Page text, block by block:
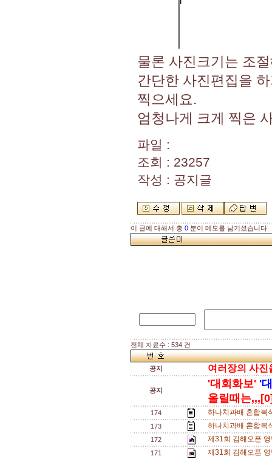
물론 사진크기는 조
간단한 사진편집을
찍으세요.
엄청나게 크게 찍은
파일 :
조회 : 23257
작성 : 공지글
이 글에 대해서 총 0 분이 메모를 남기셨습니다.
전체 자료수 : 534 건
공지 여러장의 사진
공지
'대회화보' '
올릴때는
174 하나치과배 혼합복
173 하나치과배 혼합복
172 제31회 김해오픈
171 제31회 김해오픈